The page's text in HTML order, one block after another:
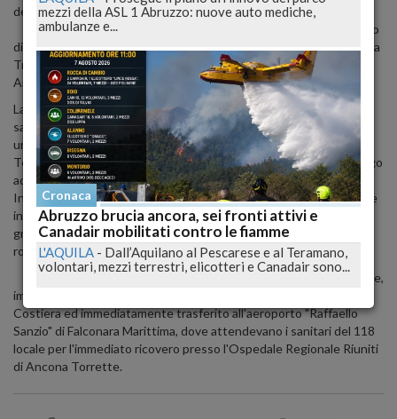
decollato dalla città abruzzese.
Protagonista dell'episodio, avvenuto in mattinata, è un marittimo
di 57 anni - direttore di macchina della M/N Msc Masha 2, partita da
Trieste con destinazione Pireo - ora ricoverato all'ospedale di
Ancona in prognosi riservata.
Lanciato l'allarme, si è subito attivata la macchina dei soccorsi. La
sala operativa della Guardia Costiera di Ancona ha inviato in zona
una motovedetta, mentre da Pescara è decollato l'elicottero del
Terzo Nucleo Aereo, con a bordo il personale del 118 del capoluogo
adriatico. Contestualmente è stato interessato il Centro
Internazionale Radio Medico, il quale, dopo aver ricevuto le dovute
informazioni dal comandante del mercantile, ha confermato la
gravità della emergenza sanitaria in atto, dichiarando il "codice
rosso" per probabile infarto in atto.
Il marittimo è stato quindi prelevato dal mercantile in navigazione,
imbragato su una barella da un aerosoccorritore della Guardia
Costiera ed immediatamente trasferito all'aeroporto "Raffaello
Sanzio" di Falconara Marittima, dove attendevano i sanitari del 118
locale per l'immediato ricovero presso l'Ospedale Regionale Riuniti
di Ancona Torrette.
mezzi della ASL 1 Abruzzo: nuove auto mediche,
ambulanze e...
Cronaca
Abruzzo brucia ancora, sei fronti attivi e
Canadair mobilitati contro le fiamme
L'AQUILA - Dall’Aquilano al Pescarese e al Teramano,
volontari, mezzi terrestri, elicotteri e Canadair sono...